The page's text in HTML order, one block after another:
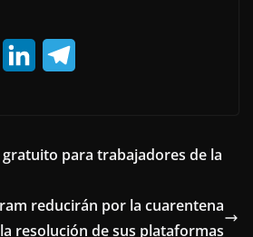
k
d
e
r
para trabajadores de la
reducirán por la cuarentena
la resolución de sus plataformas